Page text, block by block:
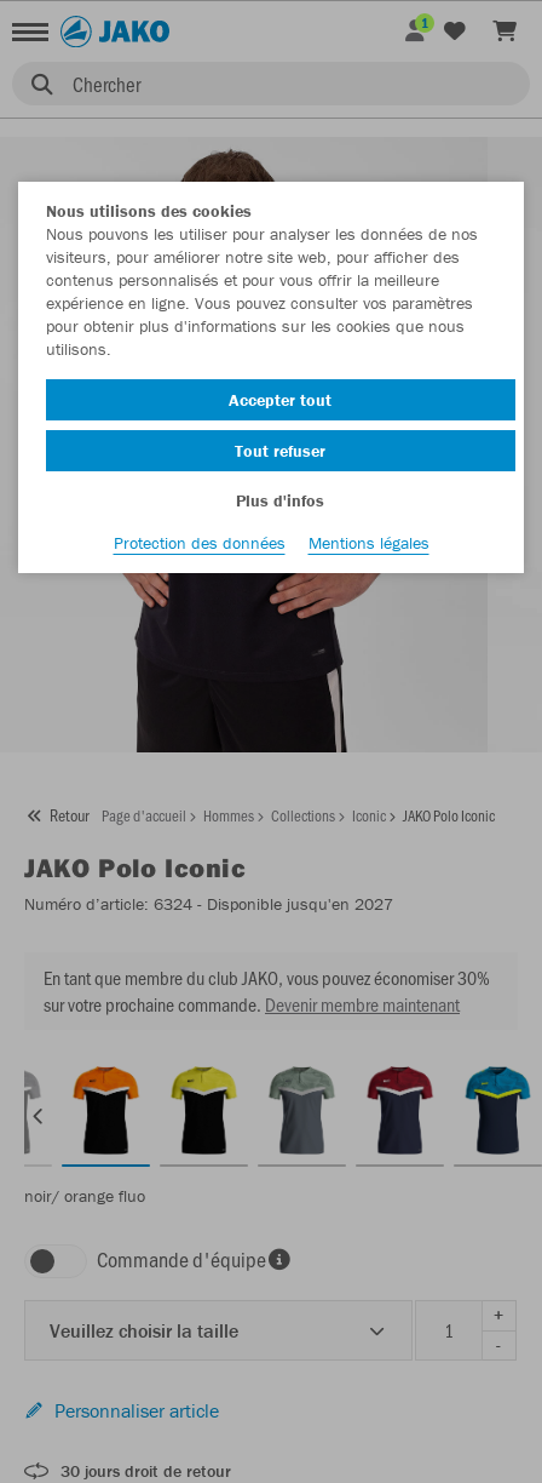
Chercher
1
Retour Page d'accueil Hommes Collections Iconic JAKO Polo Iconic
JAKO Polo Iconic
Numéro d’article: 6324 - Disponible jusqu'en 2027
En tant que membre du club JAKO, vous pouvez économiser 30%
sur votre prochaine commande. Devenir membre maintenant
noir/ orange fluo
Commande d'équipe
Veuillez choisir la taille
+
-
Personnaliser article
30 jours droit de retour
Nous utilisons des cookies
Nous pouvons les utiliser pour analyser les données de nos
visiteurs, pour améliorer notre site web, pour afficher des
contenus personnalisés et pour vous offrir la meilleure
expérience en ligne. Vous pouvez consulter vos paramètres
pour obtenir plus d'informations sur les cookies que nous
utilisons.
Accepter tout
Tout refuser
Plus d'infos
Protection des données
Mentions légales